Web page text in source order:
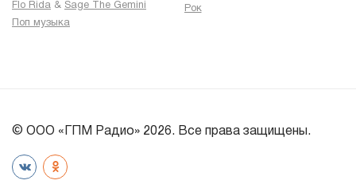
Flo Rida & Sage The Gemini
Поп музыка
Рок
© ООО «ГПМ Радио» 2026. Все права защищены.